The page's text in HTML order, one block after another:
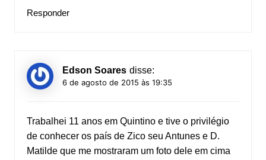
Responder
Edson Soares disse:
6 de agosto de 2015 às 19:35
Trabalhei 11 anos em Quintino e tive o privilégio
de conhecer os país de Zico seu Antunes e D.
Matilde que me mostraram um foto dele em cima